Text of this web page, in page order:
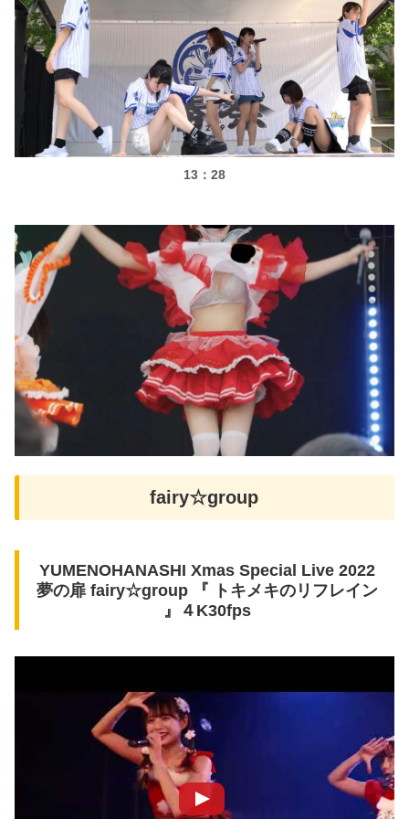
13：28
fairy☆group
YUMENOHANASHI Xmas Special Live 2022
夢の扉 fairy☆group 『 トキメキのリフレイン
』４K30fps